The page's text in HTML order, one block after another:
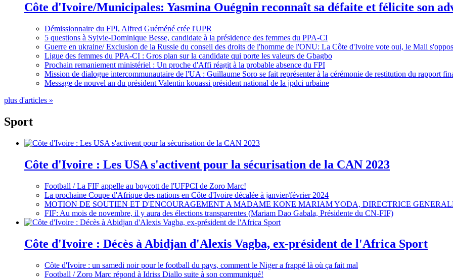
Côte d'Ivoire/Municipales: Yasmina Ouégnin reconnaît sa défaite et félicite son
Démissionnaire du FPI, Alfred Guéméné crée l'UPR
5 questions à Sylvie-Dominique Besse, candidate à la présidence des femmes du PPA-CI
Guerre en ukraine/ Exclusion de la Russie du conseil des droits de l'homme de l'ONU: La Côte d'Ivoire vote oui, le Mali
Ligue des femmes du PPA-CI : Gros plan sur la candidate qui porte les valeurs de Gbagbo
Prochain remaniement ministériel : Un proche d'Affi réagit à la probable absence du FPI
Mission de dialogue intercommunautaire de l'UA : Guillaume Soro se fait représenter à la cérémonie de restitution du rapport
Message de nouvel an du président Valentin kouassi président national de la jpdci urbaine
plus d'articles »
Sport
Côte d'Ivoire : Les USA s'activent pour la sécurisation de la CAN 2023
Football / La FIF appelle au boycott de l'UFPCI de Zoro Marc!
La prochaine Coupe d'Afrique des nations en Côte d'Ivoire décalée à janvier/février 2024
MOTION DE SOUTIEN ET D'ENCOURAGEMENT A MADAME KONE MARIAM YODA, DIRECTRICE
FIF: Au mois de novembre, il y aura des élections transparentes (Mariam Dao Gabala, Présidente du CN-FIF)
Côte d'Ivoire : Décès à Abidjan d'Alexis Vagba, ex-président de l'Africa Sport
Côte d'Ivoire : un samedi noir pour le football du pays, comment le Niger a frappé là où ça fait mal
Football / Zoro Marc répond à Idriss Diallo suite à son communiqué!